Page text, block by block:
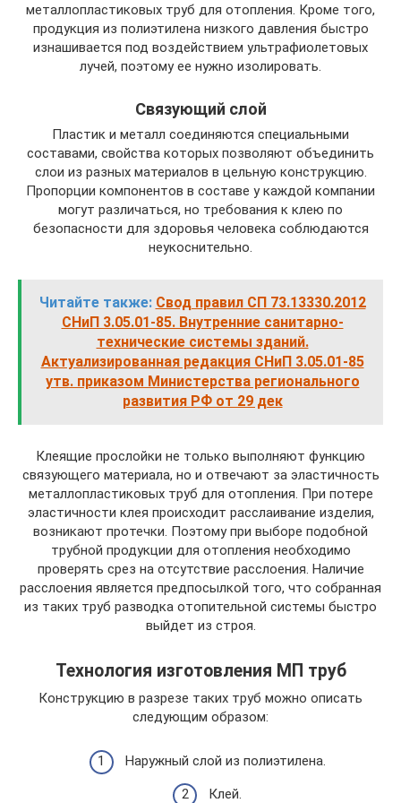
металлопластиковых труб для отопления. Кроме того,
продукция из полиэтилена низкого давления быстро
изнашивается под воздействием ультрафиолетовых
лучей, поэтому ее нужно изолировать.
Связующий слой
Пластик и металл соединяются специальными
составами, свойства которых позволяют объединить
слои из разных материалов в цельную конструкцию.
Пропорции компонентов в составе у каждой компании
могут различаться, но требования к клею по
безопасности для здоровья человека соблюдаются
неукоснительно.
Читайте также: Свод правил СП 73.13330.2012
СНиП 3.05.01-85. Внутренние санитарно-
технические системы зданий.
Актуализированная редакция СНиП 3.05.01-85
утв. приказом Министерства регионального
развития РФ от 29 дек
Клеящие прослойки не только выполняют функцию
связующего материала, но и отвечают за эластичность
металлопластиковых труб для отопления. При потере
эластичности клея происходит расслаивание изделия,
возникают протечки. Поэтому при выборе подобной
трубной продукции для отопления необходимо
проверять срез на отсутствие расслоения. Наличие
расслоения является предпосылкой того, что собранная
из таких труб разводка отопительной системы быстро
выйдет из строя.
Технология изготовления МП труб
Конструкцию в разрезе таких труб можно описать
следующим образом:
Наружный слой из полиэтилена.
Клей.